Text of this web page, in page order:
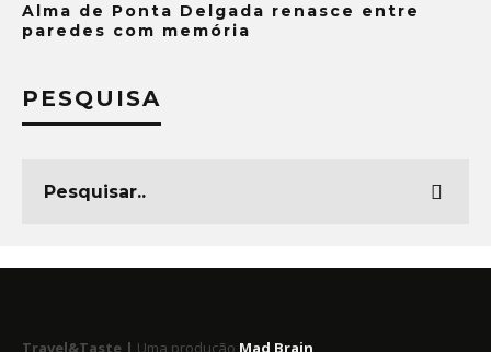
Alma de Ponta Delgada renasce entre
paredes com memória
PESQUISA
Travel&Taste | Uma produção Mad Brain